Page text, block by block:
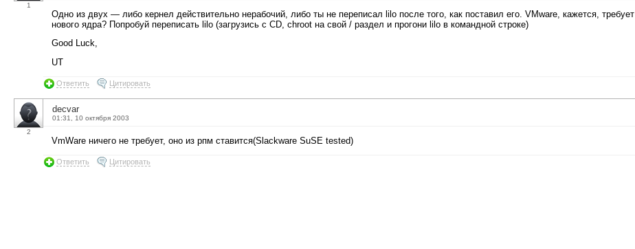
1
Одно из двух — либо кернел действительно нерабочий, либо ты не переписал lilo после того, как поставил его. VMware, кажется, требует
нового ядра? Попробуй переписать lilo (загрузись с СD, chroot на свой / раздел и прогони lilo в командной строке)
Good Luck,
UT
Ответить Цитировать
2
decvar
01:31, 10 октября 2003
VmWare ничего не требует, оно из рпм ставится(Slackware SuSE tested)
Ответить Цитировать